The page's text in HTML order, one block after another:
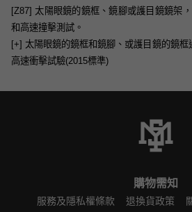
[Z87] 太陽眼鏡的鏡框、鏡腳或護目鏡鏡架
和高速撞擊測試。
[+] 太陽眼鏡的鏡框和鏡腳、或護目鏡的鏡
高速衝擊試驗(2015標準)
購物需知
服務及隱私權條款 退換貨政策